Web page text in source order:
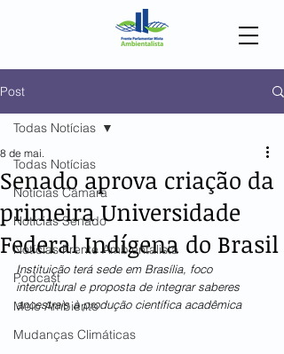
Post
Todas Notícias
Notícias Câmara
Notícias Senado
Notícias Frente Ambientalista
Podcast
Meio Ambiente
Mudanças Climáticas
Todas Notícias
Senado aprova criação da
primeira Universidade
Federal Indígena do Brasil
8 de mai.
Instituição terá sede em Brasília, foco
intercultural e proposta de integrar saberes
ancestrais à produção científica acadêmica